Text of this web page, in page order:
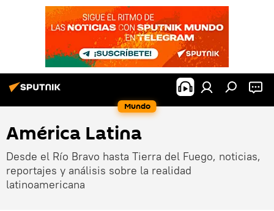
Mundo
América Latina
Desde el Río Bravo hasta Tierra del Fuego, noticias,
reportajes y análisis sobre la realidad
latinoamericana